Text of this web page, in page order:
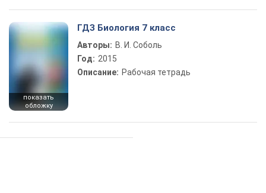
показать
обложку
ГДЗ Биология 7 класс
Авторы: В. И. Соболь
Год: 2015
Описание: Рабочая тетрадь